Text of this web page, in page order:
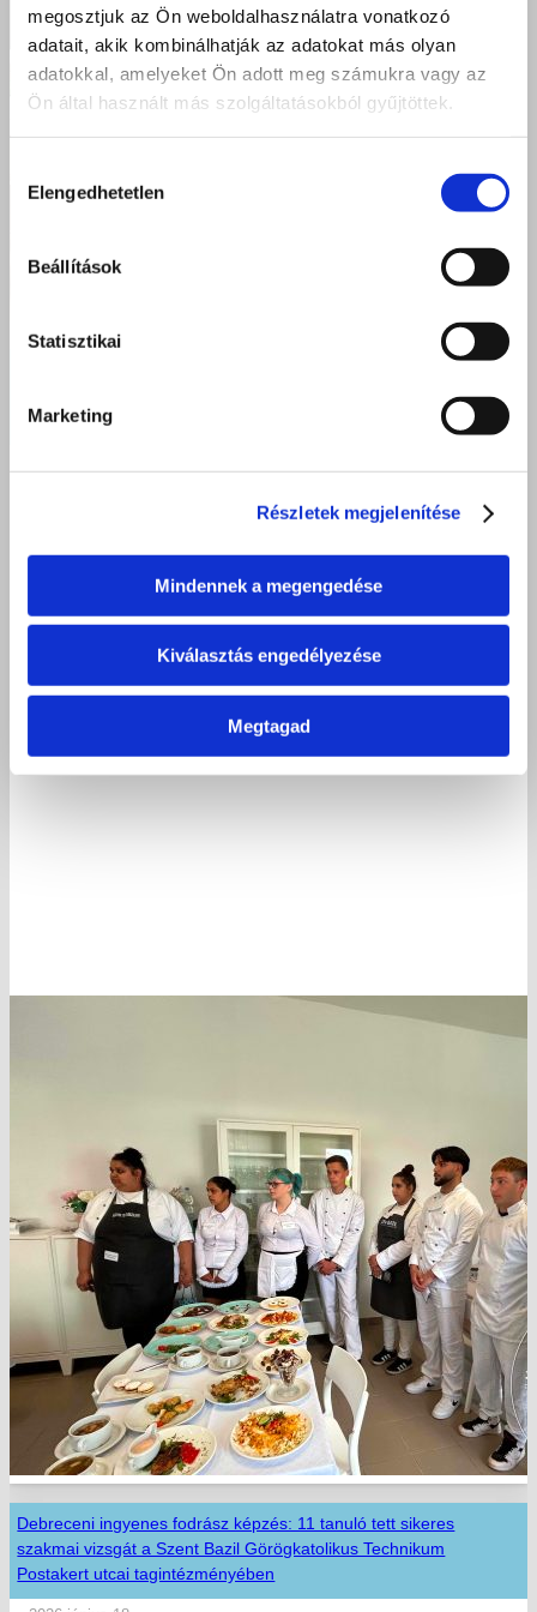
megosztjuk az Ön weboldalhasználatra vonatkozó
adatait, akik kombinálhatják az adatokat más olyan
adatokkal, amelyeket Ön adott meg számukra vagy az
Ön által használt más szolgáltatásokból gyűjtöttek.
kiválasztása
Elengedhetetlen
Beállítások
Statisztikai
Marketing
Részletek megjelenítése
Mindennek a megengedése
Kiválasztás engedélyezése
Megtagad
Debreceni ingyenes fodrász képzés: 11 tanuló tett sikeres
szakmai vizsgát a Szent Bazil Görögkatolikus Technikum
Postakert utcai tagintézményében